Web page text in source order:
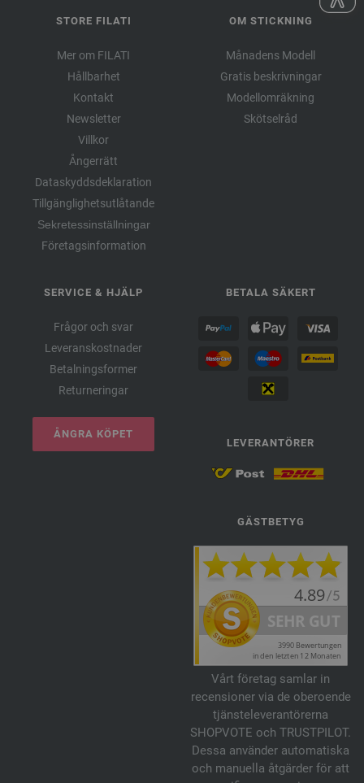
STORE FILATI
Mer om FILATI
Hållbarhet
Kontakt
Newsletter
Villkor
Ångerrätt
Dataskyddsdeklaration
Tillgänglighetsutlåtande
Sekretessinställningar
Företagsinformation
OM STICKNING
Månadens Modell
Gratis beskrivningar
Modellomräkning
Skötselråd
SERVICE & HJÄLP
Frågor och svar
Leveranskostnader
Betalningsformer
Returneringar
ÅNGRA KÖPET
BETALA SÄKERT
LEVERANTÖRER
GÄSTBETYG
Vårt företag samlar in
recensioner via de oberoende
tjänsteleverantörerna
SHOPVOTE och TRUSTPILOT.
Dessa använder automatiska
och manuella åtgärder för att